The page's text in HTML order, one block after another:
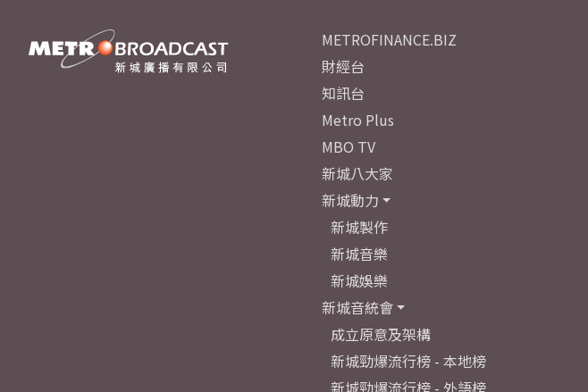
METROFINANCE.BIZ
財經台
知訊台
Metro Plus
MBO TV
新城八大家
新城動力
新城製作
新城音樂
新城娛樂
新城音統會
成立原意及架構
新城勁爆流行榜 - 本地榜
新城勁爆流行榜 - 外語榜